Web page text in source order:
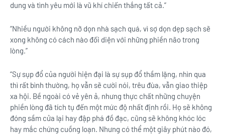
dung và tình yêu mới là vũ khí chiến thắng tất cả.”
“Nhiều người không nỡ dọn nhà sạch quá, vì sợ dọn dẹp sạch sẽ
xong không có cách nào đối diện với những phiền não trong
lòng.”
“Sự sụp đổ của người hiện đại là sự sụp đổ thầm lặng, nhìn qua
thì rất bình thường, họ vẫn sẽ cười nói, trêu đùa, vẫn giao thiệp
xa hội. Bề ngoài có vẻ yên ả, nhưng thực chất những chuyện
phiền lòng đã tích tụ đến một mức độ nhất định rồi. Họ sẽ không
đóng sầm cửa lại hay đập phá đồ đạc, cũng sẽ không khóc lóc
hay mắc chứng cuồng loạn. Nhưng có thể một giây phút nào đó,